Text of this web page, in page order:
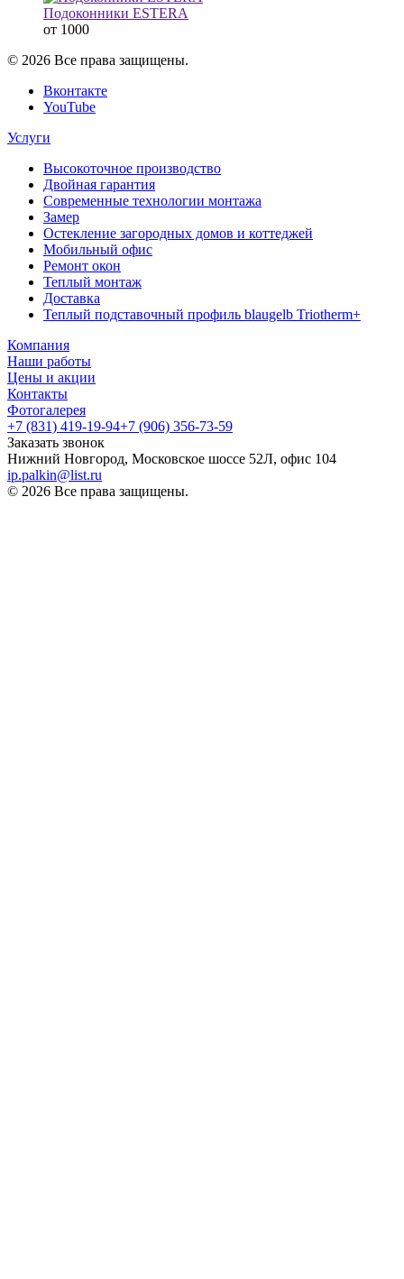
Подоконники ESTERA
от 1000
© 2026 Все права защищены.
Вконтакте
YouTube
Услуги
Высокоточное производство
Двойная гарантия
Современные технологии монтажа
Замер
Остекление загородных домов и коттеджей
Мобильный офис
Ремонт окон
Теплый монтаж
Доставка
Теплый подставочный профиль blaugelb Triotherm+
Компания
Наши работы
Цены и акции
Контакты
Фотогалерея
+7 (831) 419-19-94+7 (906) 356-73-59
Заказать звонок
Нижний Новгород, Московское шоссе 52Л, офис 104
ip.palkin@list.ru
© 2026 Все права защищены.